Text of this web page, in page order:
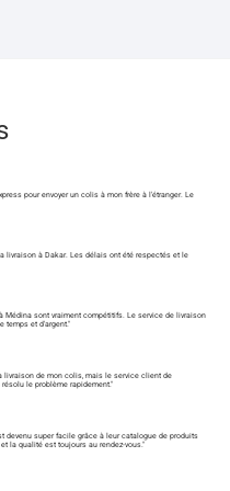
pour envoyer un colis à mon frère à l'étranger. Le
livraison à Dakar. Les délais ont été respectés et le
Médina sont vraiment compétitifs. Le service de livraison
temps et d'argent."
livraison de mon colis, mais le service client de
le problème rapidement."
devenu super facile grâce à leur catalogue de produits
la qualité est toujours au rendez-vous."